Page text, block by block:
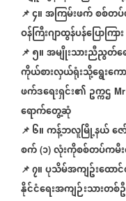
📌၄။အကြမ်းဖက်စစ်တ
ဝန်ကြီးဂျာထွန်ပန်ပြောကြား
📌၅။အမျိုးသားညီညွတ်ရ
ကိုယ်စားလှယ်ရုံးသို့ရွေးကော
ဖက်ဒရေးရှင်း၏ ဥက္ကဌ
ရောက်တွေ့ဆုံ
📌၆။ကန့်ဘလူမြို့နယ်ဇ
စက် (၁) လုံးကိုစစ်တပ်ကမီ
📌၇။ပုသိမ်အကျဥ်းထော
နိုင်ငံရေးအကျဉ်းသားတ